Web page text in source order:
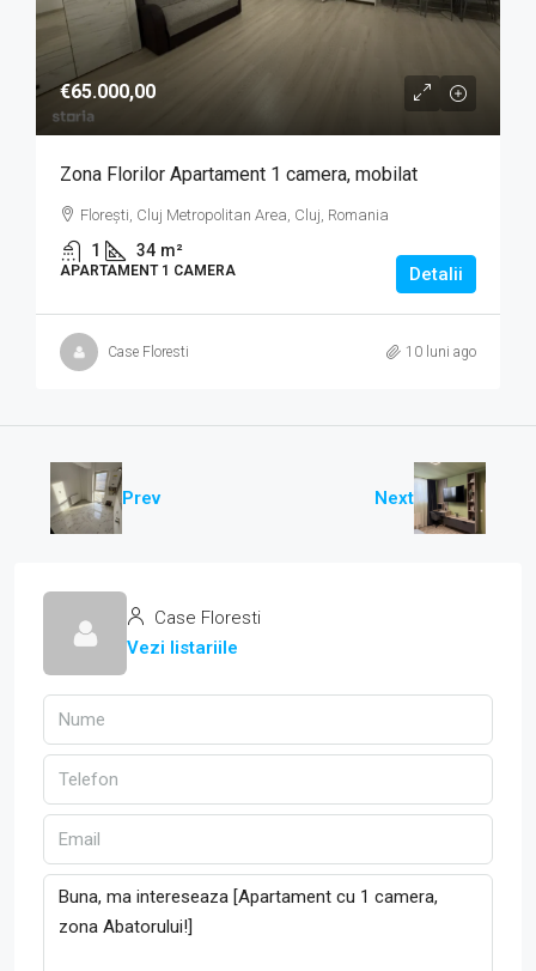
€65.000,00
Zona Florilor Apartament 1 camera, mobilat
Florești, Cluj Metropolitan Area, Cluj, Romania
1 34 m²
APARTAMENT 1 CAMERA Detalii
Case Floresti 10 luni ago
Prev Next
Case Floresti
Vezi listariile